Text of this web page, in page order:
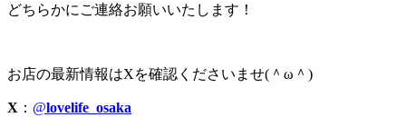
どちらかにご連絡お願いいたします！
お店の最新情報はXを確認くださいませ(＾ω＾)
X ： @lovelife_osaka